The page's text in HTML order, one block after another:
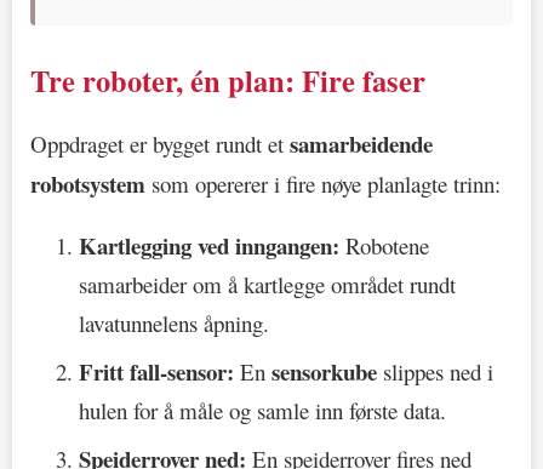
Tre roboter, én plan: Fire faser
Oppdraget er bygget rundt et samarbeidende
robotsystem som opererer i fire nøye planlagte trinn:
Kartlegging ved inngangen: Robotene
samarbeider om å kartlegge området rundt
lavatunnelens åpning.
Fritt fall-sensor: En sensorkube slippes ned i
hulen for å måle og samle inn første data.
Speiderrover ned: En speiderrover fires ned